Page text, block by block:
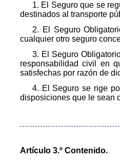
1. El Seguro que se
destinados al transporte
2. El Seguro
cualquier otro seguro
3. El Seguro
responsabilidad civil en
satisfechas por razón de
4. El Seguro se rige
disposiciones que le sean
Artículo 3.º Contenido.